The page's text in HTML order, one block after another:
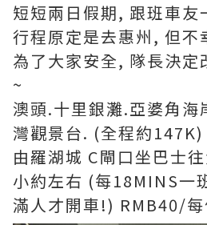
短短兩日假期, 跟班車友
行程原定是去惠州, 但不
為了大家安全, 隊長決定
~
澳頭.十里銀灘.亞婆角海
灣觀景台. (全程約
由羅湖城 C閘口坐巴士
小約左右 (每18MINS一
滿人才開車!) RMB40/每